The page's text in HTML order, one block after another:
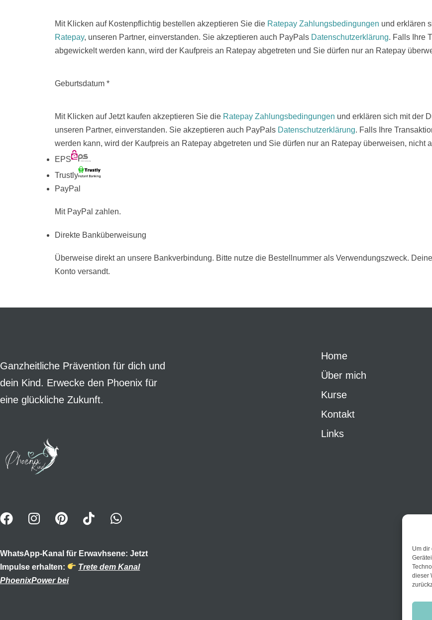
Um dir
dieser
Mit Klicken auf Kostenpflichtig bestellen akzeptieren Sie die Ratepay Zahlungsbedingungen und erklären
Ratepay, unseren Partner, einverstanden. Sie akzeptieren auch PayPals Datenschutzerklärung. Falls Ihre
abgewickelt werden kann, wird der Kaufpreis an Ratepay abgetreten und Sie dürfen nur an Ratepay
Geburtsdatum *
Mit Klicken auf Jetzt kaufen akzeptieren Sie die Ratepay Zahlungsbedingungen und erklären sich mit der
unseren Partner, einverstanden. Sie akzeptieren auch PayPals Datenschutzerklärung. Falls Ihre
werden kann, wird der Kaufpreis an Ratepay abgetreten und Sie dürfen nur an Ratepay überweisen, nicht
EPS
Trustly
PayPal
Mit PayPal zahlen.
Direkte Banküberweisung
Überweise direkt an unsere Bankverbindung. Bitte nutze die Bestellnummer als Verwendungszweck.
Konto versandt.
Ganzheitliche Prävention für dich und
dein Kind. Erwecke den Phoenix für
eine glückliche Zukunft.
WhatsApp-Kanal für Erwavhsene: Jetzt
Impulse erhalten:
Trete dem Kanal
PhoenixPower bei
Home
Über mich
Kurse
Kontakt
Links